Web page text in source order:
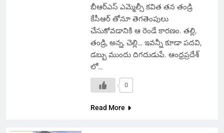
బీఆర్ఎస్ ఎమ్మెల్సీ కవిత తన తండ్రి
కేసీఆర్ తోనూ తెగతెంపులు
చేసుకోవడానికి ఆ రెండే కారణం. తల్లి,
తండ్రి, అన్న, చెల్లి… ఇవన్నీ కూడా పదవి,
డబ్బు ముందు దిగదుడుపే. ఆంధ్రప్రదేశ్
లో…
0
Read More